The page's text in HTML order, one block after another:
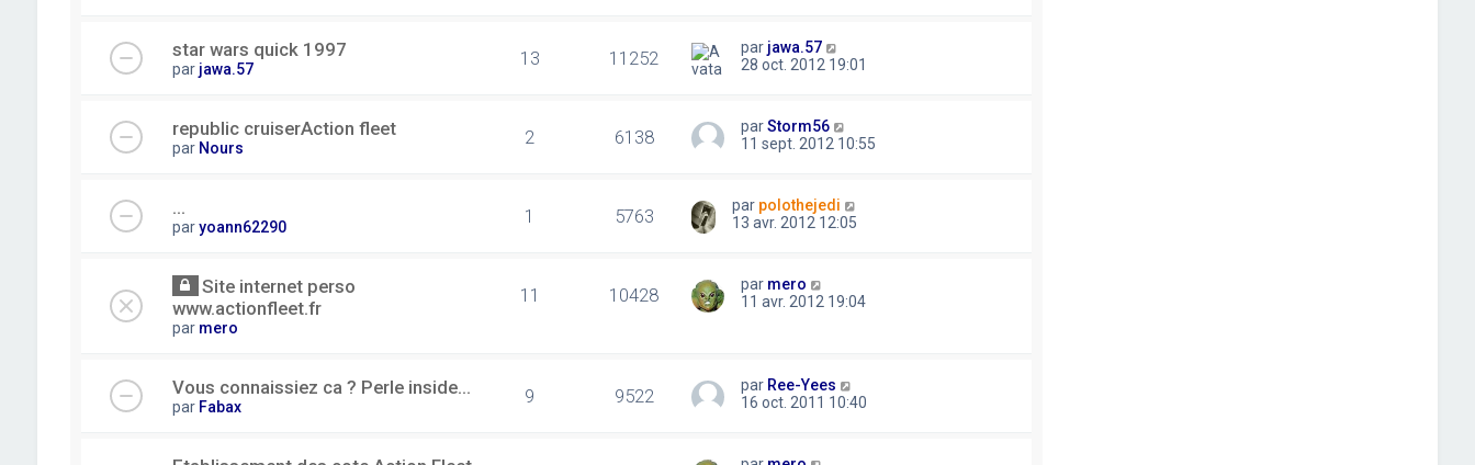
star wars quick 1997
par jawa.57 13 11252 par jawa.57
28 oct. 2012 19:01
republic cruiserAction fleet
par Nours 2 6138 parStorm56
11 sept. 2012 10:55
...
paryoann62290 1 5763 par polothejedi
13 avr. 2012 12:05
Site internet perso
www.actionfleet.fr
par mero
11 10428 par mero
11 avr. 2012 19:04
Vous connaissiez ca ? Perle inside...
par Fabax 9 9522 par Ree-Yees
16 oct. 2011 10:40